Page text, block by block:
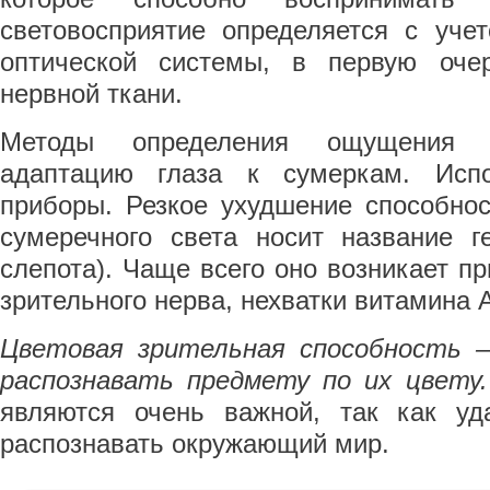
световосприятие определяется с
оптической системы, в первую
нервной ткани.
Методы определения ощущения
адаптацию глаза к сумеркам.
приборы. Резкое ухудшение
сумеречного света носит название
слепота). Чаще всего оно возникает
зрительного нерва, нехватки витамина
Цветовая зрительная способность
распознавать предмету по их цвету.
являются очень важной, так как
распознавать окружающий мир.